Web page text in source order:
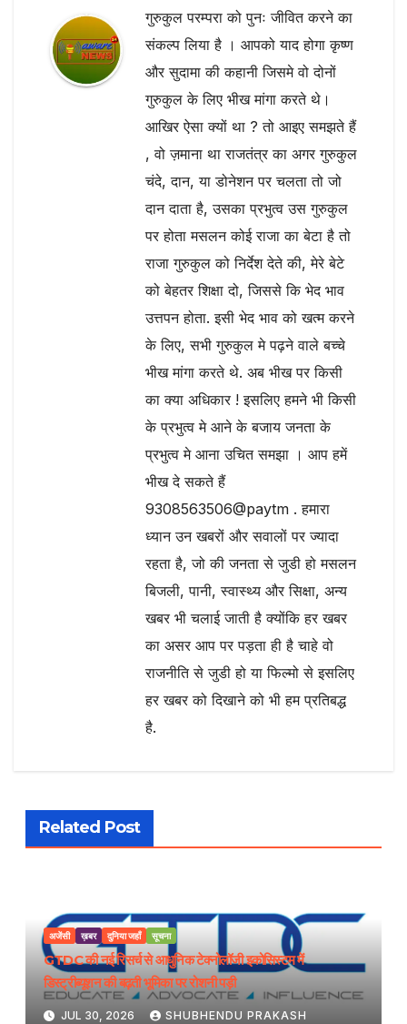
गुरुकुल परम्परा को पुनः जीवित करने का
संकल्प लिया है । आपको याद होगा कृष्ण
और सुदामा की कहानी जिसमे वो दोनों
गुरुकुल के लिए भीख मांगा करते थे।
आखिर ऐसा क्यों था ? तो आइए समझते हैं
, वो ज़माना था राजतंत्र का अगर गुरुकुल
चंदे, दान, या डोनेशन पर चलता तो जो
दान दाता है, उसका प्रभुत्व उस गुरुकुल
पर होता मसलन कोई राजा का बेटा है तो
राजा गुरुकुल को निर्देश देते की, मेरे बेटे
को बेहतर शिक्षा दो, जिससे कि भेद भाव
उत्तपन होता. इसी भेद भाव को खत्म करने
के लिए, सभी गुरुकुल मे पढ़ने वाले बच्चे
भीख मांगा करते थे. अब भीख पर किसी
का क्या अधिकार ! इसलिए हमने भी किसी
के प्रभुत्व मे आने के बजाय जनता के
प्रभुत्व मे आना उचित समझा । आप हमें
भीख दे सकते हैं
9308563506@paytm . हमारा
ध्यान उन खबरों और सवालों पर ज्यादा
रहता है, जो की जनता से जुडी हो मसलन
बिजली, पानी, स्वास्थ्य और सिक्षा, अन्य
खबर भी चलाई जाती है क्योंकि हर खबर
का असर आप पर पड़ता ही है चाहे वो
राजनीति से जुडी हो या फिल्मो से इसलिए
हर खबर को दिखाने को भी हम प्रतिबद्ध
है.
Related Post
अजेंसी ख़बर दुनिया जहाँ सूचना
GTDC की नई रिसर्च से आधुनिक टेक्नोलॉजी इकोसिस्टम में
डिस्ट्रीब्यूशन की बढ़ती भूमिका पर रोशनी पड़ी
JUL 30, 2026 SHUBHENDU PRAKASH